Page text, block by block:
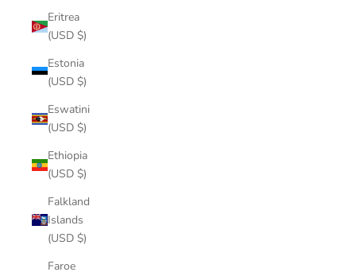
Eritrea
(USD $)
Estonia
(USD $)
Eswatini
(USD $)
Ethiopia
(USD $)
Falkland
Islands
(USD $)
Faroe